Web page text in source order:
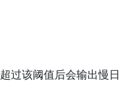
过该阈值后会输出慢日